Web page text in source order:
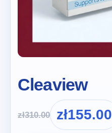
Cleaview
zł310.00 zł155.00